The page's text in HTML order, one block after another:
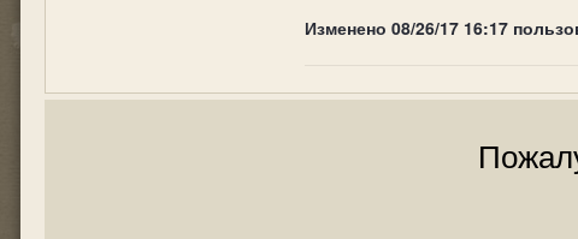
Изменено 08/26/17 16:17